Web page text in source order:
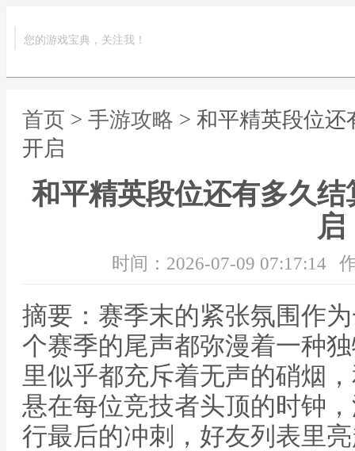
您的游戏宝典，关注我！
首页 > 手游攻略 > 和平精英段位
开启
和平精英段位还有多久
启
时间：2026-07-09 07:17:14
摘要：赛季末的紧张氛围作
个赛季的尾声都弥漫着一种
里似乎都充斥着无声的硝烟
悬在每位竞技者头顶的时钟
行最后的冲刺，好友列表里